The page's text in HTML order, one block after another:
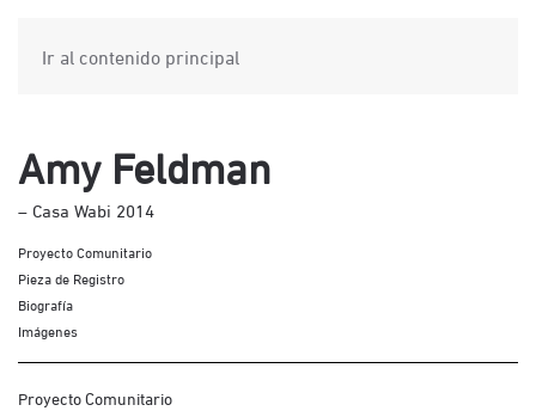
Ir al contenido principal
Amy Feldman
– Casa Wabi 2014
Proyecto Comunitario
Pieza de Registro
Biografía
Imágenes
Proyecto Comunitario